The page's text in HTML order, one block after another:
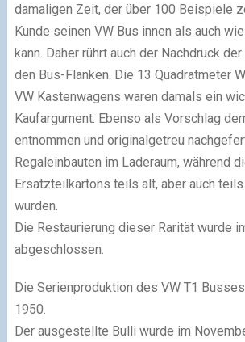
damaligen Zeit, der über 100 Beispiele
Kunde seinen VW Bus innen als auch
kann. Daher rührt auch der Nachdruck
den Bus-Flanken. Die 13 Quadratmeter
VW Kastenwagens waren damals ein
Kaufargument. Ebenso als Vorschlag
entnommen und originalgetreu
Regaleinbauten im Laderaum, während
Ersatzteilkartons teils alt, aber auch
wurden.
Die Restaurierung dieser Rarität wurde
abgeschlossen.
Die Serienproduktion des VW T1
1950.
Der ausgestellte Bulli wurde im